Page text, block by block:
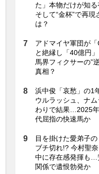
た」本物だけが知る
そして“金杯”で再現
は？
アドマイヤ軍団が
と絶縁し「40億円
馬界フィクサーの”
真相？
浜中俊「哀愁」の1
ウルラッシュ、ナ
わりで結果…2025
代屈指の快速馬か
目を掛けた愛弟子
ブチ切れ!? 今村聖
中に存在感発揮も…
関係で遺恨勃発か